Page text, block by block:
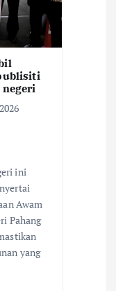
ini
Awam
Pahang
yang